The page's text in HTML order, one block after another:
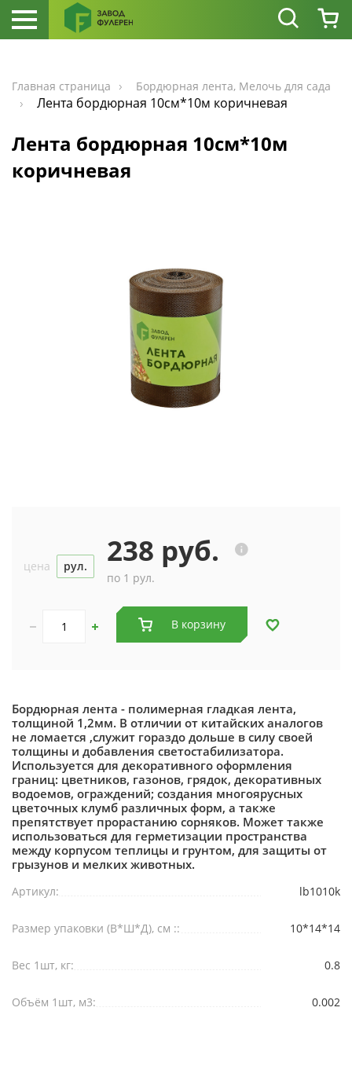
Главная страница Бордюрная лента, Мелочь для сада
Лента бордюрная 10см*10м коричневая
Лента бордюрная 10см*10м
коричневая
цена рул. 238 руб.
по 1 рул.
В корзину
Бордюрная лента - полимерная гладкая лента,
толщиной 1,2мм. В отличии от китайских аналогов
не ломается ,служит гораздо дольше в силу своей
толщины и добавления светостабилизатора.
Используется для декоративного оформления
границ: цветников, газонов, грядок, декоративных
водоемов, ограждений; создания многоярусных
цветочных клумб различных форм, а также
препятствует прорастанию сорняков. Может также
использоваться для герметизации пространства
между корпусом теплицы и грунтом, для защиты от
грызунов и мелких животных.
Артикул: lb1010k
Размер упаковки (В*Ш*Д), см :: 10*14*14
Вес 1шт, кг: 0.8
Объём 1шт, м3: 0.002